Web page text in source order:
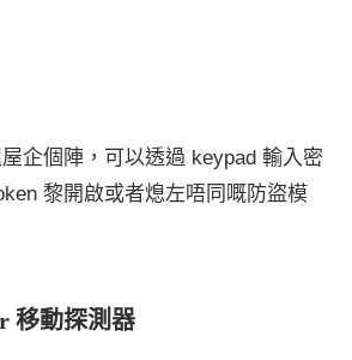
企個陣，可以透過 keypad 輸入密
黎開啟或者熄左唔同嘅防盜模
移動探測器